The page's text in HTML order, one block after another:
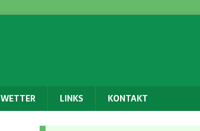
WETTER LINKS KONTAKT